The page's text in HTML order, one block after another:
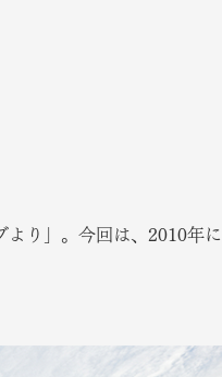
より」。今回は、2010年に